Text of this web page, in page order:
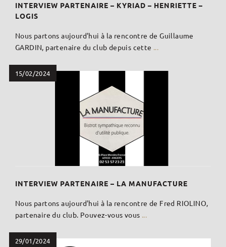
INTERVIEW PARTENAIRE – KYRIAD – HENRIETTE –
LOGIS
Nous partons aujourd'hui à la rencontre de Guillaume
GARDIN, partenaire du club depuis cette ...
INTERVIEW PARTENAIRE – LA MANUFACTURE
15/02/2024
Nous partons aujourd'hui à la rencontre de Fred RIOLINO,
partenaire du club. Pouvez-vous vous ...
29/01/2024